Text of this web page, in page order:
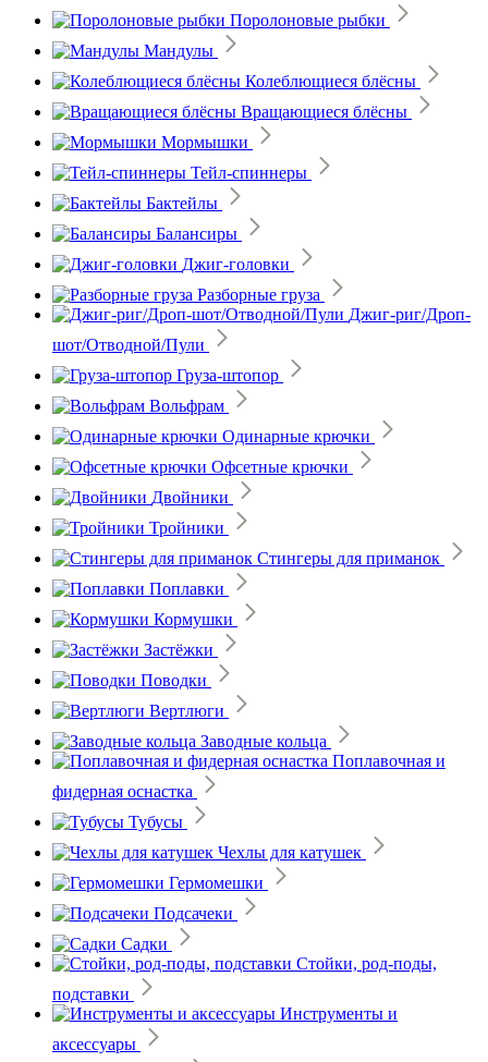
Поролоновые рыбки
Мандулы
Колеблющиеся блёсны
Вращающиеся блёсны
Мормышки
Тейл-спиннеры
Бактейлы
Балансиры
Джиг-головки
Разборные груза
Джиг-риг/Дроп-
шот/Отводной/Пули
Груза-штопор
Вольфрам
Одинарные крючки
Офсетные крючки
Двойники
Тройники
Стингеры для приманок
Поплавки
Кормушки
Застёжки
Поводки
Вертлюги
Заводные кольца
Поплавочная и
фидерная оснастка
Тубусы
Чехлы для катушек
Гермомешки
Подсачеки
Садки
Стойки, род-поды,
подставки
Инструменты и
аксессуары